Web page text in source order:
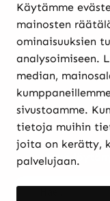
Käytämme
mainosten
ominaisuuksien
analysoimiseen.
median,
sivustoamme.
tietoja muihin
joita on kerätty,
palvelujaan.
Etkö
Haku: